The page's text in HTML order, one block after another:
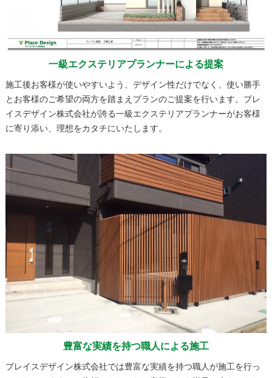
一級エクステリアプランナーによる提案
施工後お客様が使いやすいよう、デザイン性だけでなく、使い勝手
とお客様のご希望の両方を踏まえプランのご提案を行います。プレ
イスデザイン株式会社が誇る一級エクステリアプランナーがお客様
に寄り添い、理想をカタチにいたします。
豊富な実績を持つ職人による施工
プレイスデザイン株式会社では豊富な実績を持つ職人が施工を行っ